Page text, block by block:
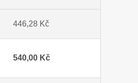
446,28 Kč
540,00 Kč